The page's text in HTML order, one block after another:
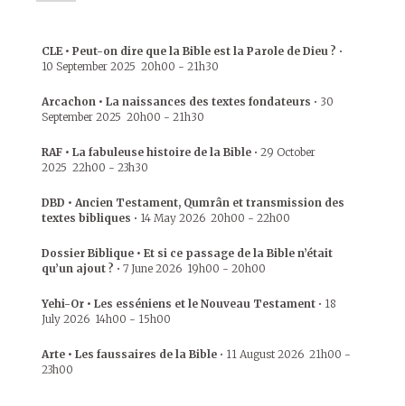
CLE • Peut-on dire que la Bible est la Parole de Dieu ? •
10 September 2025 20h00 - 21h30
Arcachon • La naissances des textes fondateurs • 30
September 2025 20h00 - 21h30
RAF • La fabuleuse histoire de la Bible • 29 October
2025 22h00 - 23h30
DBD • Ancien Testament, Qumrân et transmission des
textes bibliques • 14 May 2026 20h00 - 22h00
Dossier Biblique • Et si ce passage de la Bible n’était
qu’un ajout ? • 7 June 2026 19h00 - 20h00
Yehi-Or • Les esséniens et le Nouveau Testament • 18
July 2026 14h00 - 15h00
Arte • Les faussaires de la Bible • 11 August 2026 21h00 -
23h00